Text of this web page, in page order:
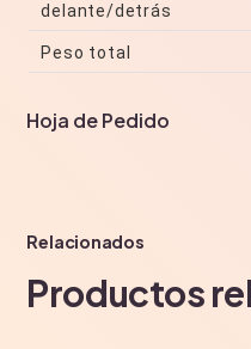
delante/detrás
Peso total
Hoja de Pedido
Relacionados
Productos